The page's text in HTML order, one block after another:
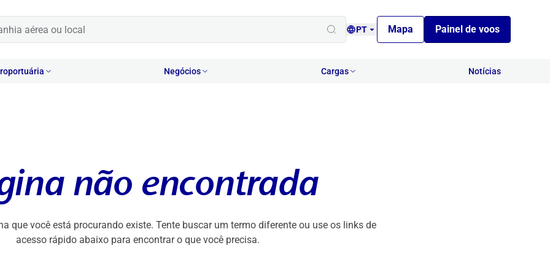
PT Mapa Painel de voos
Negócios Cargas Notícias
não encontrada
que você está procurando existe. Tente buscar um termo diferente ou use os links de
acesso rápido abaixo para encontrar o que você precisa.